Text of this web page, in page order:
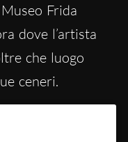
Frida
dove l’artista
che luogo
ceneri.